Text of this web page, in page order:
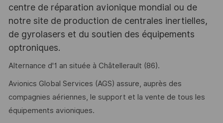
centre de réparation avionique mondial ou de
notre site de production de centrales inertielles,
de gyrolasers et du soutien des équipements
optroniques.
Alternance d'1 an située à Châtellerault (86).
Avionics Global Services (AGS) assure, auprès des
compagnies aériennes, le support et la vente de tous les
équipements avioniques.